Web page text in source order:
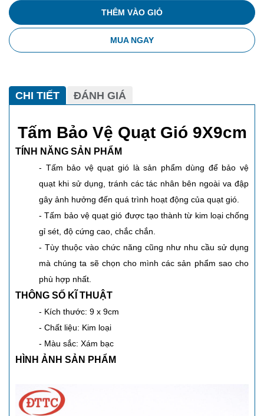
THÊM VÀO GIỎ
MUA NGAY
CHI TIẾT ĐÁNH GIÁ
Tấm Bảo Vệ Quạt Gió 9X9cm
TÍNH NĂNG SẢN PHẨM
- Tấm bảo vệ quạt gió là sản phẩm dùng để bảo vệ
quạt khi sử dụng, tránh các tác nhân bên ngoài va đập
gây ảnh hưởng đến quá trình hoạt động của quạt gió.
- Tấm bảo vệ quạt gió được tạo thành từ kim loại chống
gỉ sét, độ cứng cao, chắc chắn.
- Tùy thuộc vào chức năng cũng như nhu cầu sử dụng
mà chúng ta sẽ chọn cho mình các sản phẩm sao cho
phù hợp nhất.
THÔNG SỐ KĨ THUẬT
- Kích thước: 9 x 9cm
- Chất liệu: Kim loại
- Màu sắc: Xám bạc
HÌNH ẢNH SẢN PHẨM